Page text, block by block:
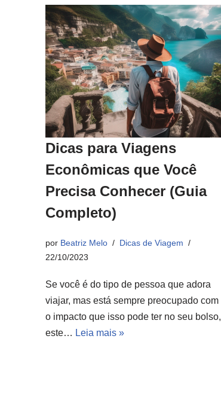
Dicas para Viagens
Econômicas que Você
Precisa Conhecer (Guia
Completo)
por Beatriz Melo
Dicas de Viagem
22/10/2023
Se você é do tipo de pessoa que adora
viajar, mas está sempre preocupado com
o impacto que isso pode ter no seu bolso,
este… Leia mais »